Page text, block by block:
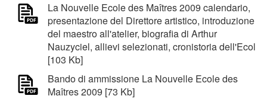
La Nouvelle Ecole des Maîtres 2009 calendario,
presentazione del Direttore artistico, introduzione
del maestro all'atelier, biografia di Arthur
Nauzyciel, allievi selezionati, cronistoria dell'Ecol
[103 Kb]
Bando di ammissione La Nouvelle Ecole des
Maîtres 2009 [73 Kb]